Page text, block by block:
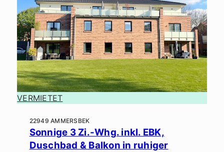
VERMIETET
22949 AMMERSBEK
Sonnige 3 Zi.-Whg. inkl. EBK,
Duschbad & Balkon in ruhiger